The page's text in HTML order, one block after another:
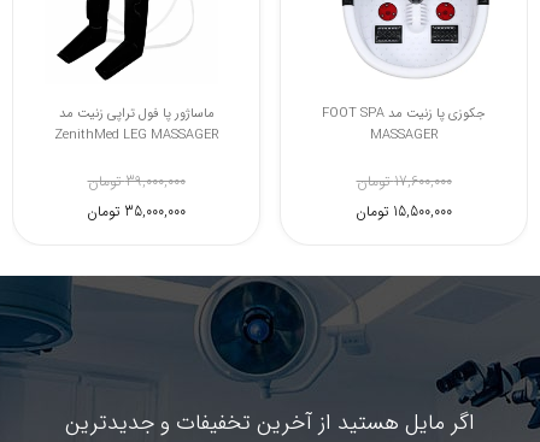
ماساژور پا فول تراپی زنیت مد
ZenithMed LEG MASSAGER
39,000,000 تومان
35,000,000 تومان
جکوزی پا زنیت مد FOOT SPA
MASSAGER
17,600,000 تومان
15,500,000 تومان
اگر مایل هستید از آخرین تخفیفات و جدیدترین